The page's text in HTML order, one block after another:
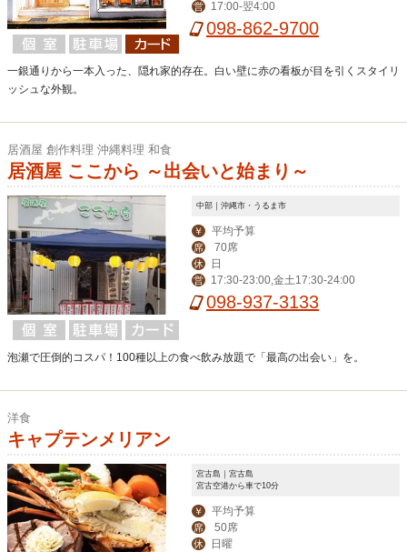
営 17:00-翌4:00
098-862-9700
一銀通りから一本入った、隠れ家的存在。白い壁に赤の看板が目を引くスタイリ
ッシュな外観。
居酒屋 創作料理 沖縄料理 和食
居酒屋 ここから ～出会いと始まり～
中部｜沖縄市・うるま市
￥ 平均予算
席 70席
休 日
営 17:30-23:00,金土17:30-24:00
098-937-3133
泡瀬で圧倒的コスパ！100種以上の食べ飲み放題で「最高の出会い」を。
洋食
キャプテンメリアン
宮古島｜宮古島
宮古空港から車で10分
￥ 平均予算
席 50席
休 日曜